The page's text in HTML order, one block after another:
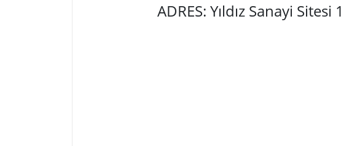
ADRES: Yıldız Sanayi